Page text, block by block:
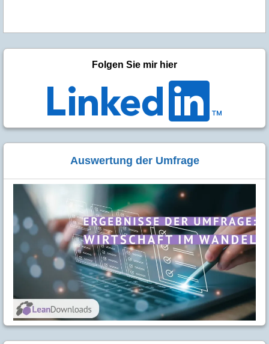
Folgen Sie mir hier
Auswertung der Umfrage